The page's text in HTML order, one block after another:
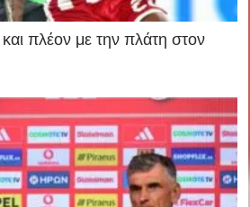
πλέον με την πλάτη στον